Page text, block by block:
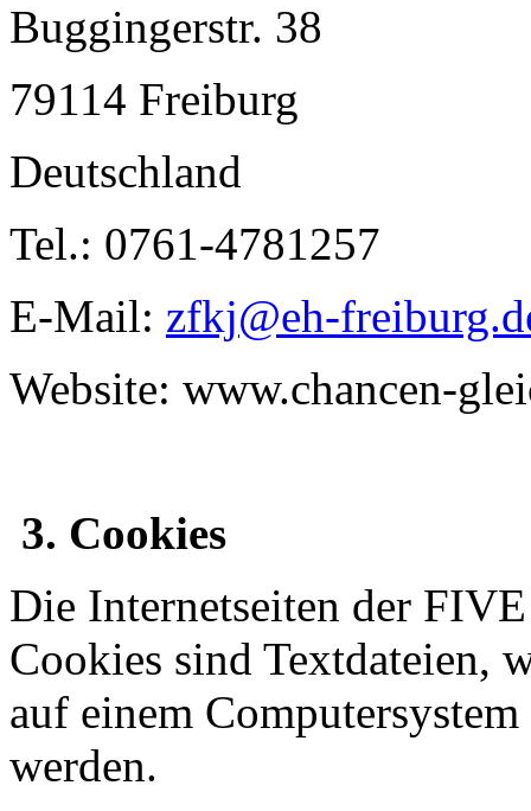
Buggingerstr. 38
79114 Freiburg
Deutschland
Tel.: 0761-4781257
E-Mail: zfkj@eh-
Website: www.chancen-
3. Cookies
Die Internetseiten der
Cookies sind Textdateien,
auf einem
werden.